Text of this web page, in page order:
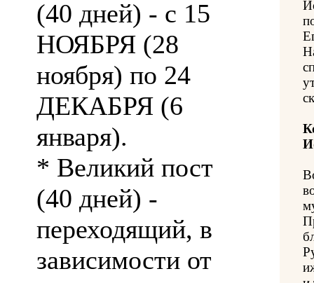
(40 дней) - с 15
НОЯБРЯ (28
ноября) по 24
ДЕКАБРЯ (6
января).
* Великий пост
(40 дней) -
переходящий, в
зависимости от